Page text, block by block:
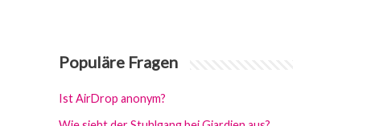
Populäre Fragen
Ist AirDrop anonym?